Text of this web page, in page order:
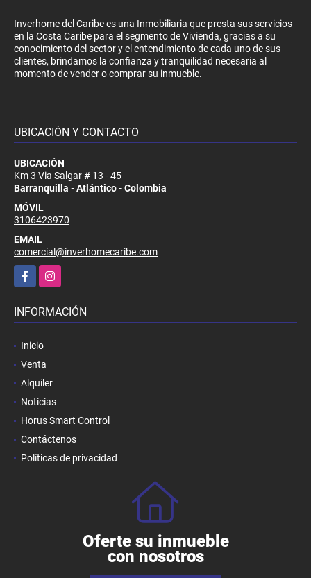
Inverhome del Caribe es una Inmobiliaria que presta sus servicios
en la Costa Caribe para el segmento de Vivienda, gracias a su
conocimiento del sector y el entendimiento de cada uno de sus
clientes, brindamos la confianza y tranquilidad necesaria al
momento de vender o comprar su inmueble.
UBICACIÓN Y CONTACTO
UBICACIÓN
Km 3 Via Salgar # 13 - 45
Barranquilla - Atlántico - Colombia
MÓVIL
3106423970
EMAIL
comercial@inverhomecaribe.com
FacebookInstagram
INFORMACIÓN
Inicio
Venta
Alquiler
Noticias
Horus Smart Control
Contáctenos
Políticas de privacidad
Oferte su inmueble
con nosotros